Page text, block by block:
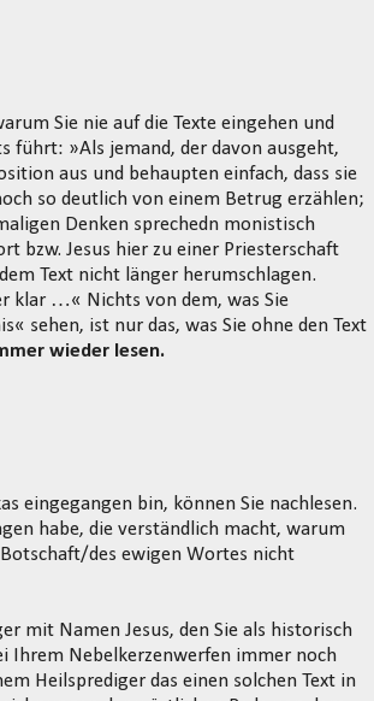
Sie nie auf die Texte eingehen und
führt: »Als jemand, der davon ausgeht,
aus und behaupten einfach, dass sie
so deutlich von einem Betrug erzählen;
Denken sprechedn monistisch
bzw. Jesus hier zu einer Priesterschaft
Text nicht länger herumschlagen.
klar …« Nichts von dem, was Sie
sehen, ist nur das, was Sie ohne den Text
wieder lesen.
eingegangen bin, können Sie nachlesen.
habe, die verständlich macht, warum
des ewigen Wortes nicht
mit Namen Jesus, den Sie als historisch
Ihrem Nebelkerzenwerfen immer noch
Heilsprediger das einen solchen Text in